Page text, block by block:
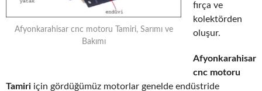
Afyonkarahisar cnc motoru Tamiri, Sarımı ve
Bakımı
fırça ve
kolektörden
oluşur.
Afyonkarahisar
cnc motoru
Tamiri için gördüğümüz motorlar genelde endüstride